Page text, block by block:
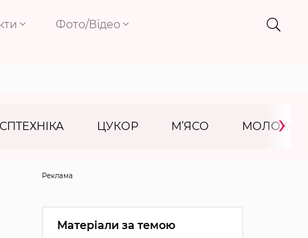
Фото/Відео
ЦУКОР М’ЯСО МОЛОКО
›
Реклама
Матеріали за темою